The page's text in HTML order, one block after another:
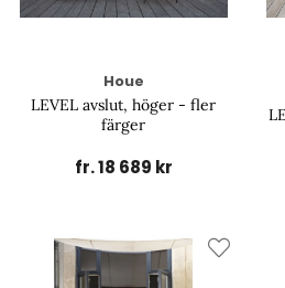
Houe
LEVEL avslut, höger - fler
färger
fr. 18 689 kr